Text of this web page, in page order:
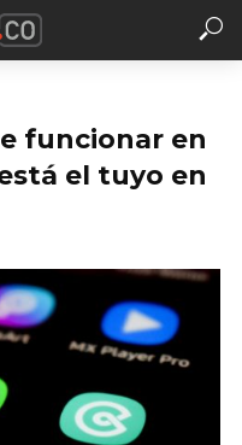
funcionar en
el tuyo en